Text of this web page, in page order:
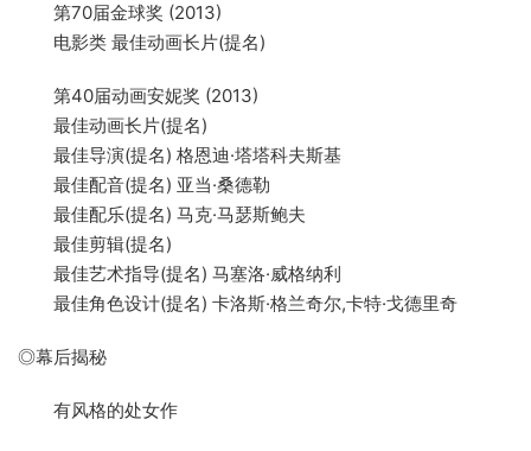
第70届金球奖 (2013)
电影类 最佳动画长片(提名)
第40届动画安妮奖 (2013)
最佳动画长片(提名)
最佳导演(提名) 格恩迪·塔塔科夫斯基
最佳配音(提名) 亚当·桑德勒
最佳配乐(提名) 马克·马瑟斯鲍夫
最佳剪辑(提名)
最佳艺术指导(提名) 马塞洛·威格纳利
最佳角色设计(提名) 卡洛斯·格兰奇尔,卡特·戈德里奇
◎幕后揭秘
有风格的处女作